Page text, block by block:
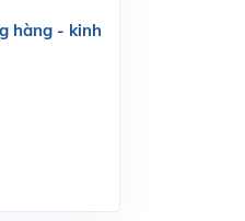
hàng - kinh